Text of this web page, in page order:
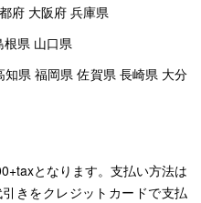
府 大阪府 兵庫県
根県 山口県
知県 福岡県 佐賀県 長崎県 大分
となります。支払い方法は
きをクレジットカードで支払